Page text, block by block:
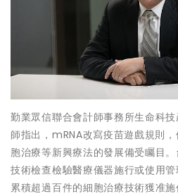
勤業眾信聯合會計師事務所生命科
師指出，mRNA改寫疫苗遊戲規則
胞治療等新興療法的發展備受矚目
技術檢查檢驗醫療儀器施行或使用
累積超過百件的細胞治療技術獲准